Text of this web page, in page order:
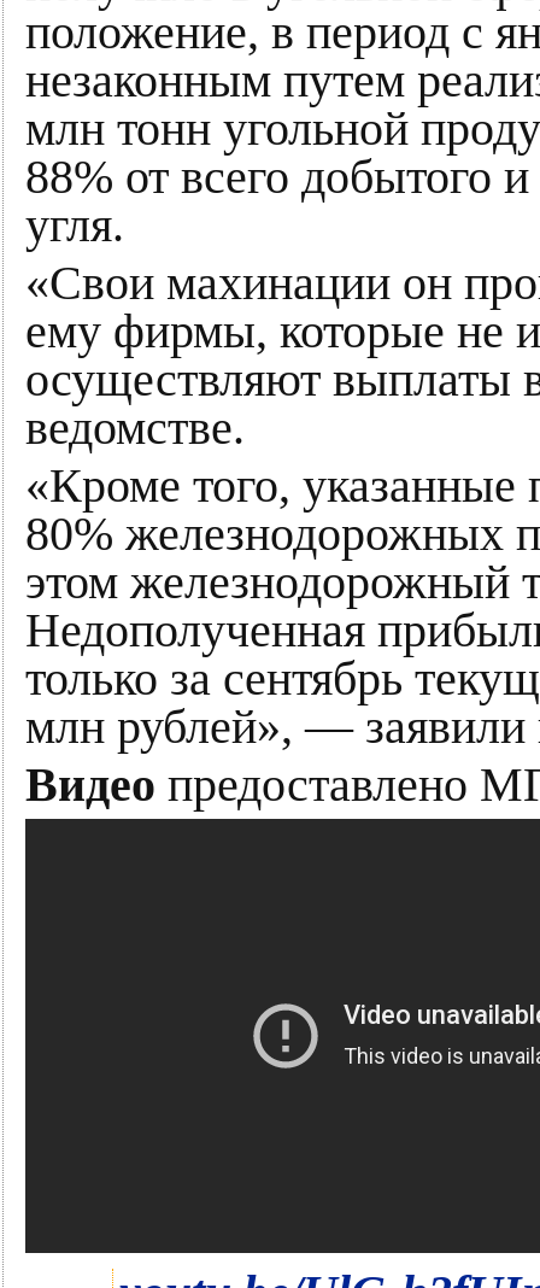
положение, в период с
незаконным путем
млн тонн угольной
88% от всего добытого
угля.
«Свои махинации он
ему фирмы, которые не
осуществляют
ведомстве.
«Кроме того, указанные
80% железнодорожных
этом железнодорожный
Недополученная
только за сентябрь
млн рублей», — заявили
Видео предоставлено